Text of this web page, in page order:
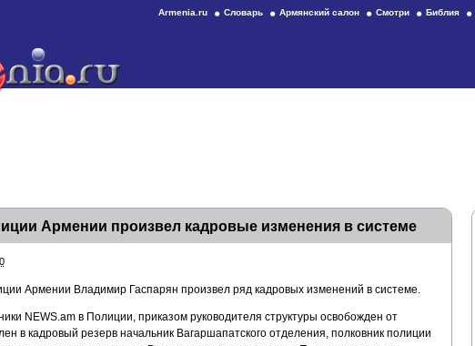
Armenia.ru Словарь Армянский салон Смотри Библия
Армении произвел кадровые изменения в системе
Армении Владимир Гаспарян произвел ряд кадровых изменений в системе.
NEWS.am в Полиции, приказом руководителя структуры освобожден от
в кадровый резерв начальник Вагаршапатского отделения, полковник полиции